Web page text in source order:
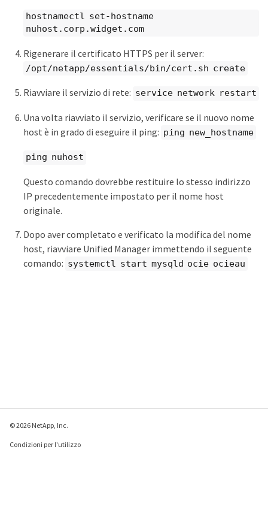
hostnamectl set-hostname
nuhost.corp.widget.com
Rigenerare il certificato HTTPS per il server:
/opt/netapp/essentials/bin/cert.sh create
Riavviare il servizio di rete: service network restart
Una volta riavviato il servizio, verificare se il nuovo nome
host è in grado di eseguire il ping: ping new_hostname
ping nuhost
Questo comando dovrebbe restituire lo stesso indirizzo
IP precedentemente impostato per il nome host
originale.
Dopo aver completato e verificato la modifica del nome
host, riavviare Unified Manager immettendo il seguente
comando: systemctl start mysqld ocie ocieau
© 2026 NetApp, Inc.
Condizioni per l'utilizzo